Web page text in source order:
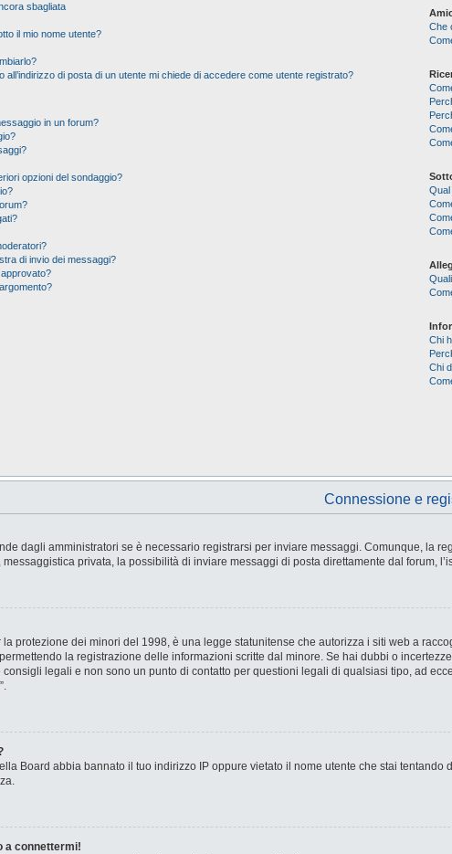
sbagliata
il mio nome utente?
all’indirizzo di posta di un utente mi chiede di accedere come utente registrato?
in un forum?
opzioni del sondaggio?
di invio dei messaggi?
Che
Qual
Chi
Chi
Connessione e
dagli amministratori se è necessario registrarsi per inviare messaggi. Comunque, la
privata, la possibilità di inviare messaggi di posta direttamente dal forum,
protezione dei minori del 1998, è una legge statunitense che autorizza i siti web a
la registrazione delle informazioni scritte dal minore. Se hai dubbi o
legali e non sono un punto di contatto per questioni legali di qualsiasi tipo, ad
Board abbia bannato il tuo indirizzo IP oppure vietato il nome utente che stai
a connettermi!